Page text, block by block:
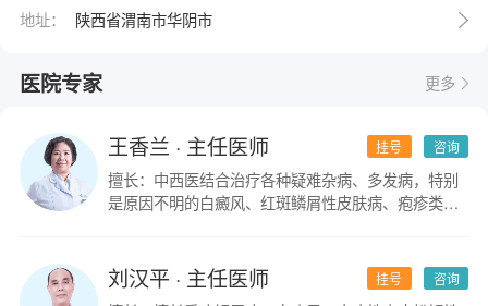
地址： 陕西省渭南市华阴市
医院专家 更多
咨询
挂号
王香兰 · 主任医师
擅长：中西医结合治疗各种疑难杂病、多发病，特别
是原因不明的白癜风、红斑鳞屑性皮肤病、疱疹类皮
咨询
挂号
刘汉平· 主任医师